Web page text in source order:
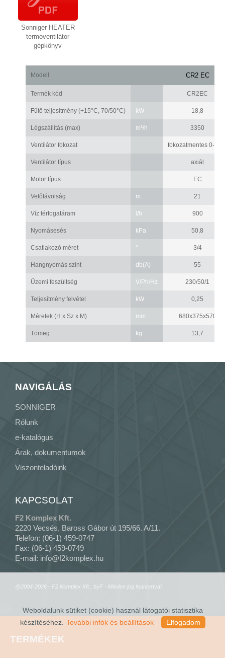
Weboldalunk sütiket (cookie) használ látogatói statisztika
készítéséhez. További infók és beállítások Elfogadom
Sonniger HEATER
termoventilátor
gépkönyv
Modell CR2 EC
Termék kód CR2EC
Fűtő teljesítmény (+15°C, 70/50°C) kW 18,8
Légszállítás (max) m³/h 3350
Ventilátor fokozat fokozatmentes 0-10
Ventilátor típus axiál
Motor típus EC
Vetőtávolság m 21
Víz térfogatáram l/h 900
Nyomásesés kPa 50,8
Csatlakozó méret " 3/4
Hangnyomás szint db(A) 55
Üzemi feszültség V/Ph/Hz 230/50/1
Teljesítmény felvétel kW 0,25
Méretek (H x Sz x M) mm 680x375x570
Tömeg kg 13,7
NAVIGÁLÁS
SONNIGER
Rólunk
e-katalógus
Árak, dokumentumok
Viszonteladóink
KAPCSOLAT
F2 Komplex Kft.
2220 Vecsés, Baross Gábor út 195/66. A/11.
Telefon: (06-1) 459-0747
Fax: (06-1) 459-0749
E-mail: info@f2komplex.hu
@2004-2026 - F2 Komplex Kft., byF - Minden jog fenntartva!
TERMÉKEK